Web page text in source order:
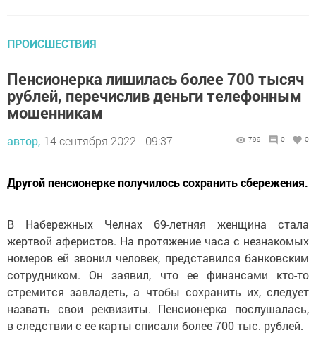
ПРОИСШЕСТВИЯ
Пенсионерка лишилась более 700 тысяч
рублей, перечислив деньги телефонным
мошенникам
автор, 14 сентября 2022 - 09:37 799 0 0
Другой пенсионерке получилось сохранить сбережения.
В Набережных Челнах 69-летняя женщина стала
жертвой аферистов. На протяжение часа с незнакомых
номеров ей звонил человек, представился банковским
сотрудником. Он заявил, что ее финансами кто-то
стремится завладеть, а чтобы сохранить их, следует
назвать свои реквизиты. Пенсионерка послушалась,
в следствии с ее карты списали более 700 тыс. рублей.